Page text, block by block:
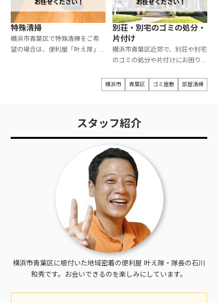
特殊清掃
横浜市青葉区で特殊清掃をご希
望の場合は、便利屋「叶え隊」
見積もりは無料ですので、お気軽
別荘・別宅のゴミの処分・
片付け
横浜市青葉区近郊で、別荘や別宅
のゴミの処分や片付けにお困り
まかせください。片付けは
22,000円から、ゴミ処分は
軽にご連絡ください。
横浜市 青葉区 ゴミ屋敷 部屋清掃
スタッフ紹介
横浜市青葉区に根付いた地域密着の便利屋 叶え隊・隊長の石川
和秀です。お会いできるのを楽しみにしています。